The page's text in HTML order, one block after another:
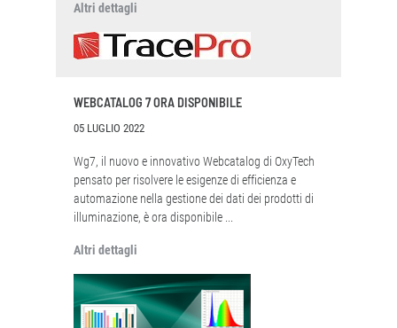
Altri dettagli
WEBCATALOG 7 ORA DISPONIBILE
05 LUGLIO 2022
Wg7, il nuovo e innovativo Webcatalog di OxyTech
pensato per risolvere le esigenze di efficienza e
automazione nella gestione dei dati dei prodotti di
illuminazione, è ora disponibile ...
Altri dettagli